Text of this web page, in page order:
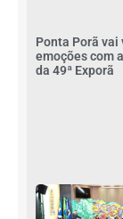
Ponta Porã
emoções com
da 49ª Exporã